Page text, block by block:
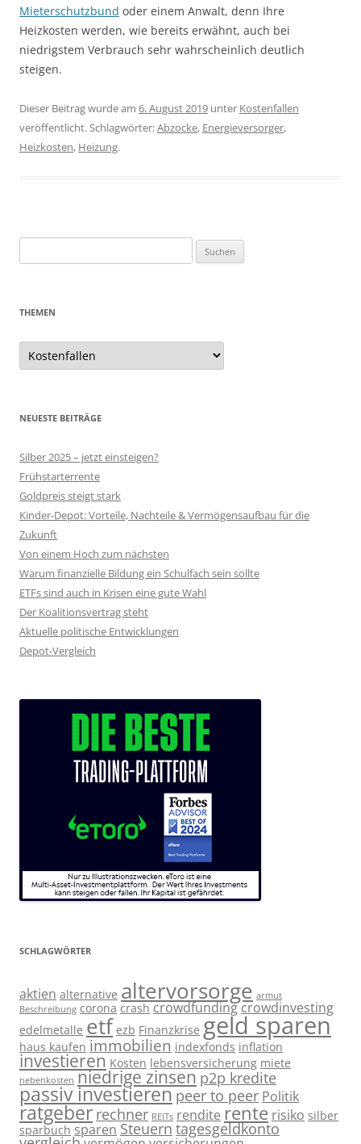
Mieterschutzbund oder einem Anwalt, denn Ihre
Heizkosten werden, wie bereits erwähnt, auch bei
niedrigstem Verbrauch sehr wahrscheinlich deutlich
steigen.
Dieser Beitrag wurde am 6. August 2019 unter Kostenfallen
veröffentlicht. Schlagwörter:Abzocke, Energieversorger,
Heizkosten, Heizung.
nach:
THEMEN
Themen
NEUESTE BEITRÄGE
Silber 2025 – jetzt einsteigen?
Frühstarterrente
Goldpreis steigt stark
Kinder-Depot: Vorteile, Nachteile & Vermögensaufbau für die
Zukunft
Von einem Hoch zum nächsten
Warum finanzielle Bildung ein Schulfach sein sollte
ETFs sind auch in Krisen eine gute Wahl
Der Koalitionsvertrag steht
Aktuelle politische Entwicklungen
Depot-Vergleich
SCHLAGWÖRTER
aktien alternative altervorsorge armut
Beschreibung corona crash crowdfunding crowdinvesting
edelmetalle etf ezb Finanzkrise geld sparen
haus kaufen immobilien indexfonds inflation
investieren Kosten lebensversicherung miete
nebenkosten niedrige zinsen p2p kredite
passiv investieren peer to peer Politik
ratgeber rechner REITs rendite rente risiko silber
sparbuch sparen Steuern tagesgeldkonto